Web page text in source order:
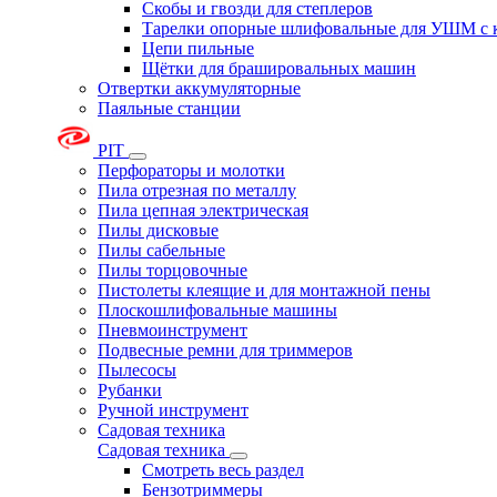
Скобы и гвозди для степлеров
Тарелки опорные шлифовальные для УШМ с
Цепи пильные
Щётки для брашировальных машин
Отвертки аккумуляторные
Паяльные станции
PIT
Перфораторы и молотки
Пила отрезная по металлу
Пила цепная электрическая
Пилы дисковые
Пилы сабельные
Пилы торцовочные
Пистолеты клеящие и для монтажной пены
Плоскошлифовальные машины
Пневмоинструмент
Подвесные ремни для триммеров
Пылесосы
Рубанки
Ручной инструмент
Садовая техника
Садовая техника
Смотреть весь раздел
Бензотриммеры